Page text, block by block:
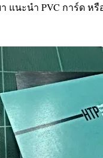
แนะนำ PVC การ์ด ห